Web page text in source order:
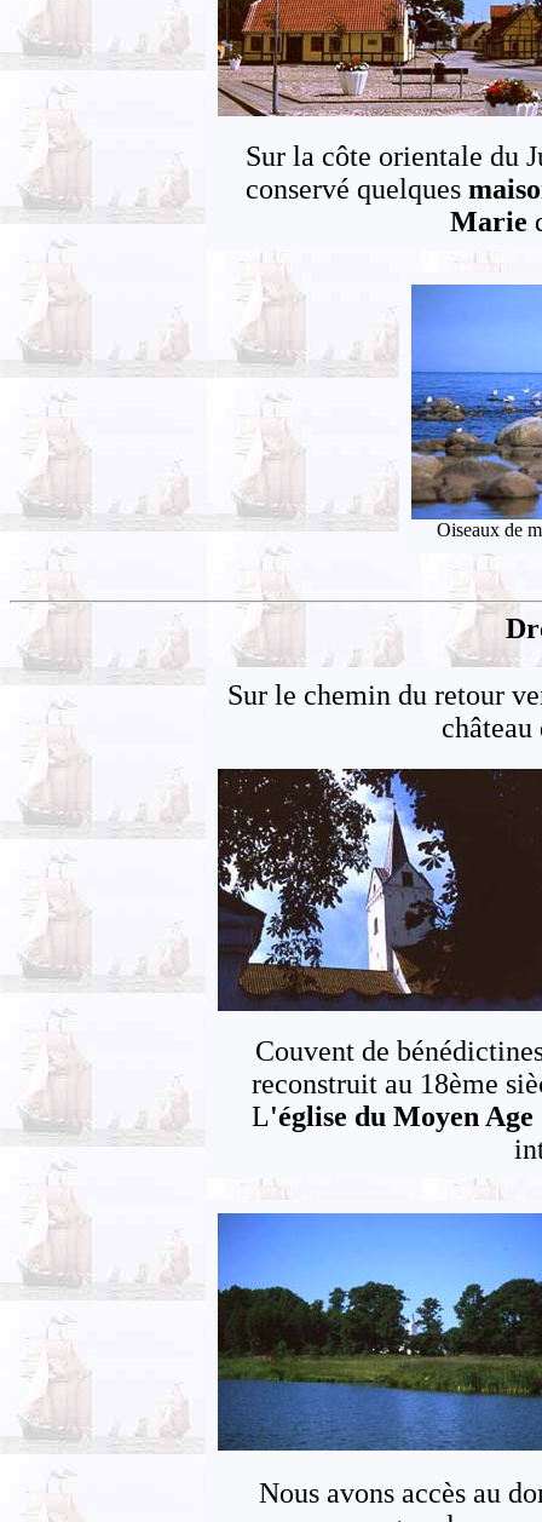
Sur la côte orientale du
conservé quelques
Marie
Oiseaux de
Sur le chemin du retour
Couvent de
reconstruit au 18ème
L'église du Moyen Age
Nous avons accès au